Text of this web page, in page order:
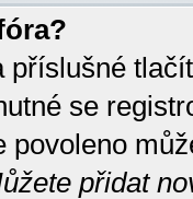
příslušné
se
povoleno
přidat